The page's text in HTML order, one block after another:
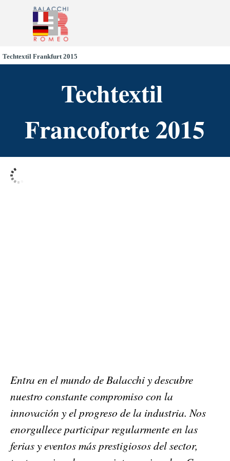
Skip menu
Techtextil Frankfurt 2015
Techtextil
Francoforte 2015
Entra en el mundo de Balacchi y descubre
nuestro constante compromiso con la
innovación y el progreso de la industria. Nos
enorgullece participar regularmente en las
ferias y eventos más prestigiosos del sector,